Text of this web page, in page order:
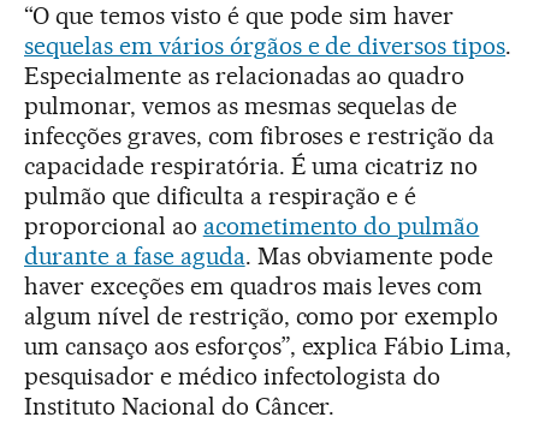
“O que temos visto é que pode sim haver
sequelas em vários órgãos e de diversos tipos.
Especialmente as relacionadas ao quadro
pulmonar, vemos as mesmas sequelas de
infecções graves, com fibroses e restrição da
capacidade respiratória. É uma cicatriz no
pulmão que dificulta a respiração e é
proporcional ao acometimento do pulmão
durante a fase aguda. Mas obviamente pode
haver exceções em quadros mais leves com
algum nível de restrição, como por exemplo
um cansaço aos esforços”, explica Fábio Lima,
pesquisador e médico infectologista do
Instituto Nacional do Câncer.